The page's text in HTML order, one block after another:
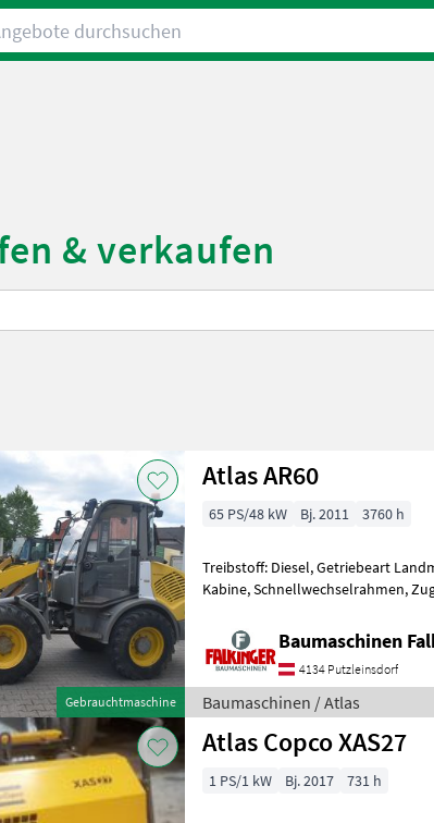
durchsuchen
& verkaufen
Gebrauchtmaschine
Atlas AR60
65 PS/48 kW Bj. 2011 3760 h
Treibstoff: Diesel, Getriebeart
Kabine, Schnellwechselrahmen,
Baumaschinen
4134 Putzleinsdorf
Baumaschinen / Atlas
Atlas Copco XAS27
1 PS/1 kW Bj. 2017 731 h